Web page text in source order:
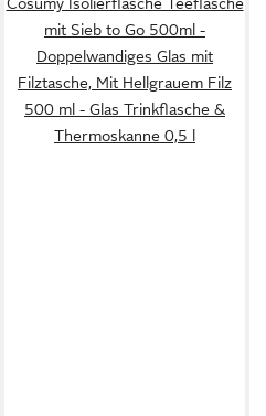
mit Sieb to Go 500ml -
Doppelwandiges Glas mit
Filztasche, Mit Hellgrauem Filz
500 ml - Glas Trinkflasche &
Thermoskanne 0,5 l